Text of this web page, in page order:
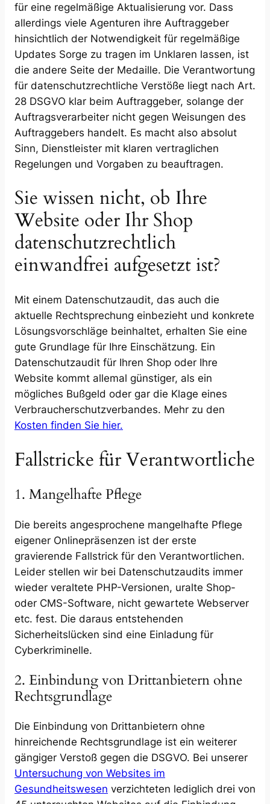
für eine regelmäßige Aktualisierung vor. Dass
allerdings viele Agenturen ihre Auftraggeber
hinsichtlich der Notwendigkeit für regelmäßige
Updates Sorge zu tragen im Unklaren lassen, ist
die andere Seite der Medaille. Die Verantwortung
für datenschutzrechtliche Verstöße liegt nach Art.
28 DSGVO klar beim Auftraggeber, solange der
Auftragsverarbeiter nicht gegen Weisungen des
Auftraggebers handelt. Es macht also absolut
Sinn, Dienstleister mit klaren vertraglichen
Regelungen und Vorgaben zu beauftragen.
Sie wissen nicht, ob Ihre
Website oder Ihr Shop
datenschutzrechtlich
einwandfrei aufgesetzt ist?
Mit einem Datenschutzaudit, das auch die
aktuelle Rechtsprechung einbezieht und konkrete
Lösungsvorschläge beinhaltet, erhalten Sie eine
gute Grundlage für Ihre Einschätzung. Ein
Datenschutzaudit für Ihren Shop oder Ihre
Website kommt allemal günstiger, als ein
mögliches Bußgeld oder gar die Klage eines
Verbraucherschutzverbandes. Mehr zu den
Kosten finden Sie hier.
Fallstricke für Verantwortliche
1. Mangelhafte Pflege
Die bereits angesprochene mangelhafte Pflege
eigener Onlinepräsenzen ist der erste
gravierende Fallstrick für den Verantwortlichen.
Leider stellen wir bei Datenschutzaudits immer
wieder veraltete PHP-Versionen, uralte Shop-
oder CMS-Software, nicht gewartete Webserver
etc. fest. Die daraus entstehenden
Sicherheitslücken sind eine Einladung für
Cyberkriminelle.
2. Einbindung von Drittanbietern ohne
Rechtsgrundlage
Die Einbindung von Drittanbietern ohne
hinreichende Rechtsgrundlage ist ein weiterer
gängiger Verstoß gegen die DSGVO. Bei unserer
Untersuchung von Websites im
Gesundheitswesen verzichteten lediglich drei von